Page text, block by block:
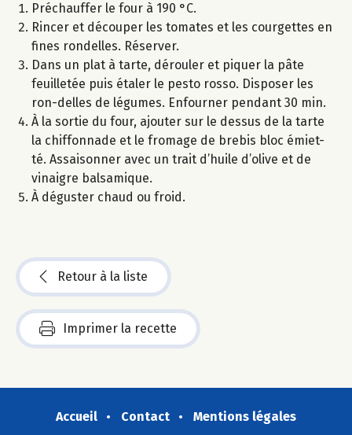
Préchauffer le four à 190 °C.
Rincer et découper les tomates et les courgettes en
fines rondelles. Réserver.
Dans un plat à tarte, dérouler et piquer la pâte
feuilletée puis étaler le pesto rosso. Disposer les
ron-delles de légumes. Enfourner pendant 30 min.
À la sortie du four, ajouter sur le dessus de la tarte
la chiffonnade et le fromage de brebis bloc émiet-
té. Assaisonner avec un trait d’huile d’olive et de
vinaigre balsamique.
À déguster chaud ou froid.
Retour à la liste
Imprimer la recette
Accueil Contact
Mentions légales